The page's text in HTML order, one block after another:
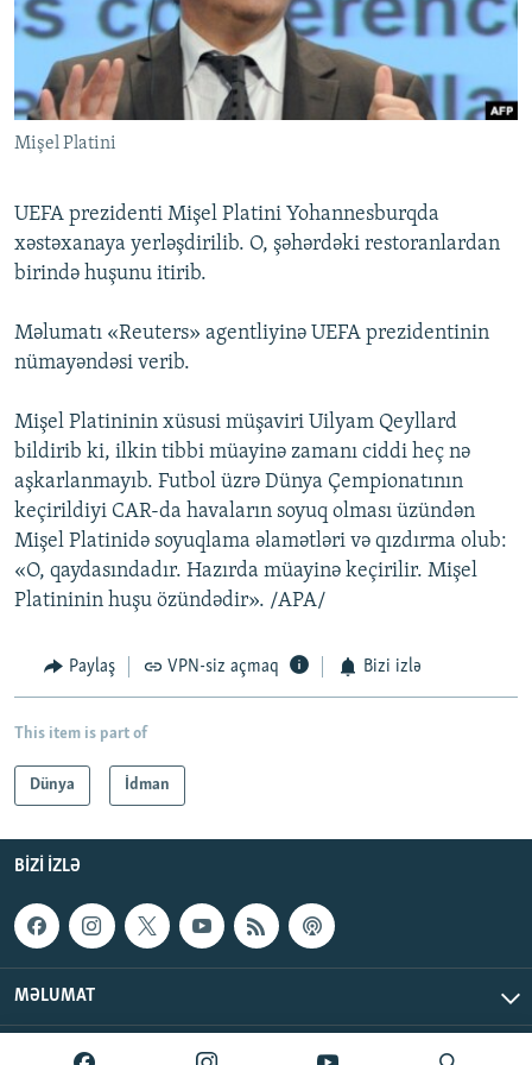
İNFOQRAFIKA
KARIKATURA
AZƏRBAYCAN ƏDƏBIYYATI KITABXANASI
İSLAM VƏ DEMOKRATIYA
İZ - MƏDƏNIYYƏT PROQRAMI
MISSIYAMIZ
PEŞƏ ETIKASI VƏ JURNALISTIKA STANDARTLARIMIZ
MATERIALLARIMIZDAN ISTIFADƏ
AZADLIQRADIOSU MOBIL TELEFONUNUZDA
XƏBƏR BÜLLETENLƏRIMIZ
BIZI IZLƏ
RFE/RL-in bütün saytları
Mişel Platini
UEFA prezidenti Mişel Platini Yohannesburqda
xəstəxanaya yerləşdirilib. O, şəhərdəki restoranlardan
birində huşunu itirib.
Məlumatı «Reuters» agentliyinə UEFA prezidentinin
nümayəndəsi verib.
Mişel Platininin xüsusi müşaviri Uilyam Qeyllard
bildirib ki, ilkin tibbi müayinə zamanı ciddi heç nə
aşkarlanmayıb. Futbol üzrə Dünya Çempionatının
keçirildiyi CAR-da havaların soyuq olması üzündən
Mişel Platinidə soyuqlama əlamətləri və qızdırma olub:
«O, qaydasındadır. Hazırda müayinə keçirilir. Mişel
Platininin huşu özündədir». /APA/
Paylaş VPN-siz açmaq Bizi izlə
This item is part of
Dünya İdman
BIZI IZLƏ
MƏLUMAT
AzadlıqRadiosu © 2026 Inc. | Bütün hüquqlar qorunur